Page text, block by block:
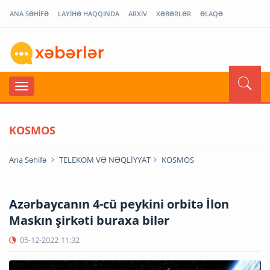
ANA SƏHİFƏ LAYİHƏ HAQQINDA ARXİV XƏBƏRLƏR ƏLAQƏ
KOSMOS
Ana Səhifə TELEKOM VƏ NƏQLİYYAT KOSMOS
Azərbaycanın 4-cü peykini orbitə İlon
Maskın şirkəti buraxa bilər
05-12-2022 11:32